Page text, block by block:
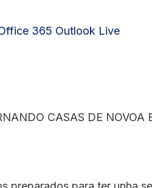
365 Outlook Live
CASAS DE NOVOA